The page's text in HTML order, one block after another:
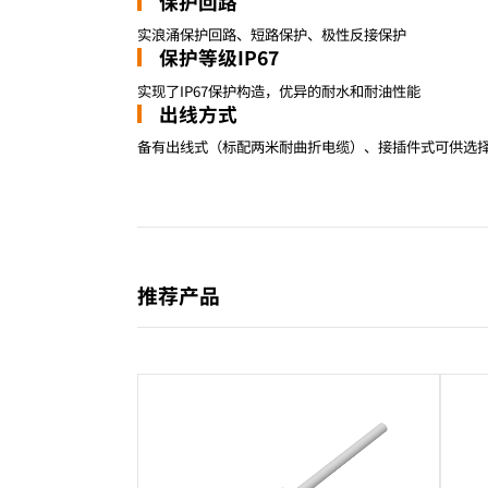
实浪涌保护回路、短路保护、极性反接保护
保护等级IP67
实现了IP67保护构造，优异的耐水和耐油性能
出线方式
备有出线式（标配两米耐曲折电缆）、接插件式可供选
推荐产品